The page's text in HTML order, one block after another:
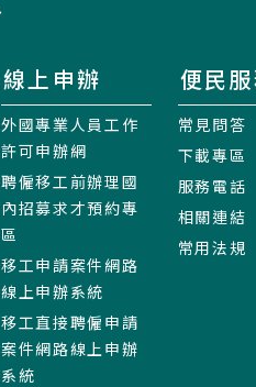
線上申辦
外國專業人員工作
許可申辦網
聘僱移工前辦理國
內招募求才預約專
區
移工申請案件網路
線上申辦系統
移工直接聘僱申請
案件網路線上申辦
系統
便民
常見問答
下載專區
服務電話
相關連結
常用法規